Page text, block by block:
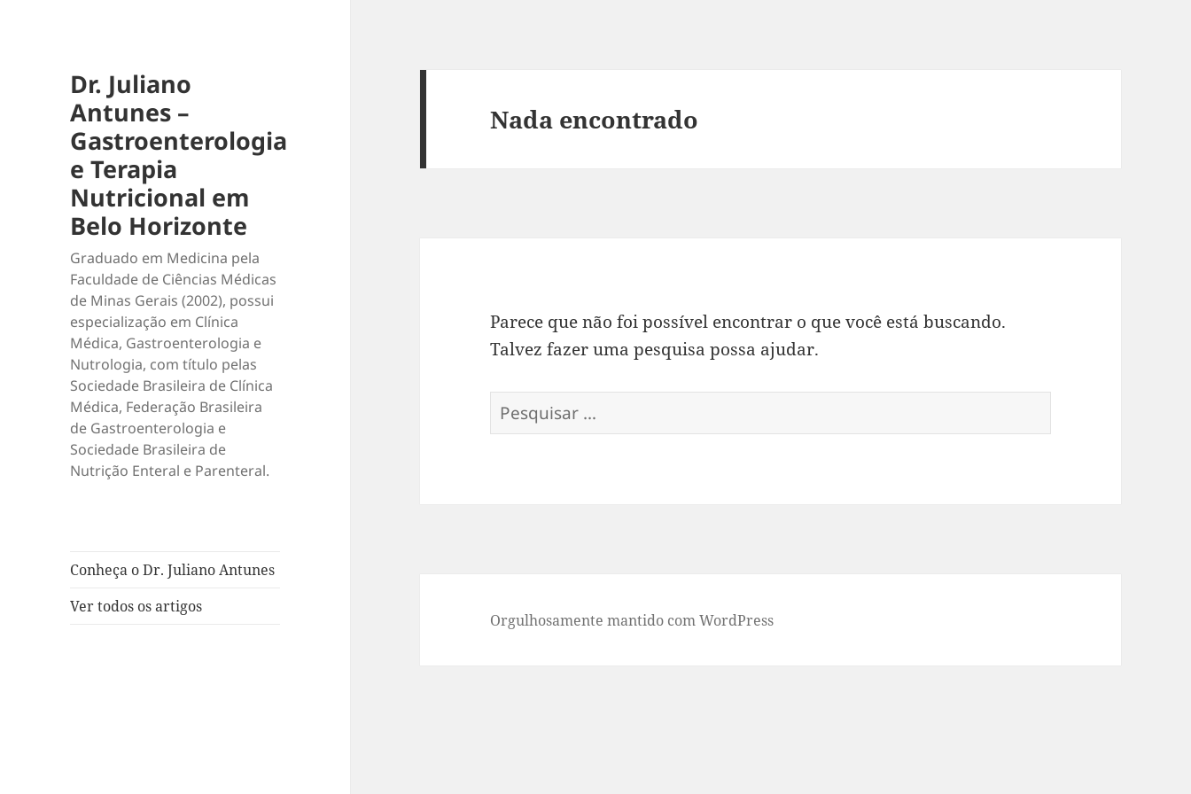
Dr. Juliano
Antunes –
Gastroenterologia
e Terapia
Nutricional em
Belo Horizonte
Graduado em Medicina pela
Faculdade de Ciências Médicas
de Minas Gerais (2002), possui
especialização em Clínica
Médica, Gastroenterologia e
Nutrologia, com título pelas
Sociedade Brasileira de Clínica
Médica, Federação Brasileira
de Gastroenterologia e
Sociedade Brasileira de
Nutrição Enteral e Parenteral.
Conheça o Dr. Juliano Antunes
Ver todos os artigos
Nada encontrado
Parece que não foi possível encontrar o que você está buscando.
Talvez fazer uma pesquisa possa ajudar.
Pesquisar
por:
Orgulhosamente mantido com WordPress